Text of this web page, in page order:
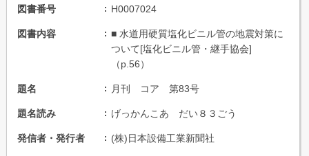
図書番号 H0007024
図書内容
■ 水道用硬質塩化ビニル管の地震対策に
ついて[塩化ビニル管・継手協会]
（p.56）
題名 月刊 コア 第83号
題名読み げっかんこあ だい８３ごう
発信者・発行者 (株)日本設備工業新聞社